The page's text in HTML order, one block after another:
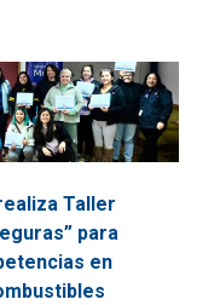
Taller
para
en